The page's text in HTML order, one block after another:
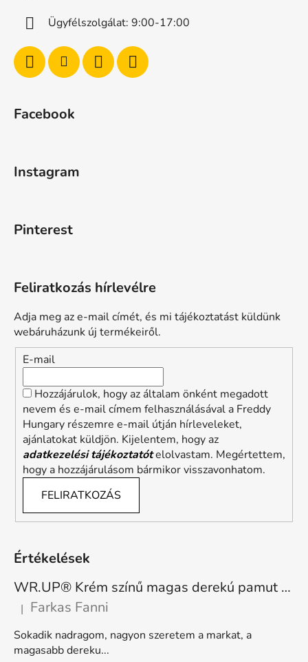
Ügyfélszolgálat: 9:00-17:00
Facebook
Instagram
Pinterest
Feliratkozás hírlevélre
Adja meg az e-mail címét, és mi tájékoztatást küldünk
webáruházunk új termékeiről.
E-mail
Hozzájárulok, hogy az általam önként megadott
nevem és e-mail címem felhasználásával a Freddy
Hungary részemre e-mail útján hírleveleket,
ajánlatokat küldjön. Kijelentem, hogy az
adatkezelési tájékoztatótelolvastam. Megértettem,
hogy a hozzájárulásom bármikor visszavonhatom.
FELIRATKOZÁS
Értékelések
WR.UP® Krém színű magas derekú pamut nadrág RE(MOVE) WRUP1HC001ORG, Z40
A termék értékelése 5-ből 5 csillag.
| Farkas Fanni
Sokadik nadragom, nagyon szeretem a markat, a
magasabb dereku...